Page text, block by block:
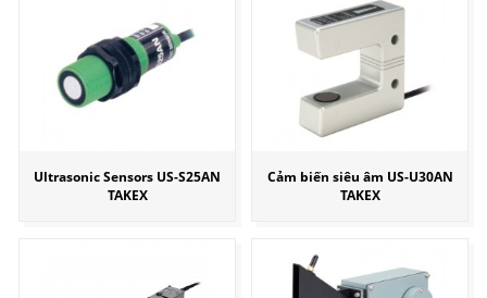
Ultrasonic Sensors US-S25AN
TAKEX
Cảm biến siêu âm US-U30AN
TAKEX